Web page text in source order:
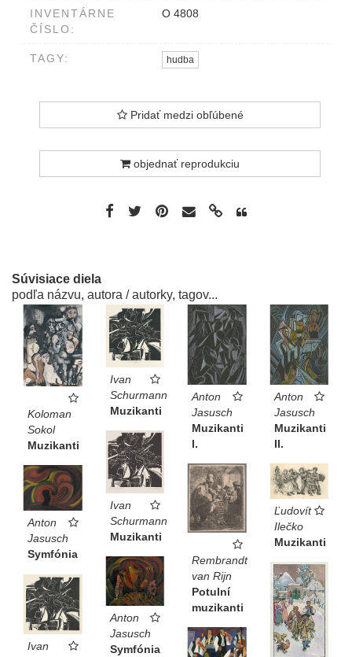
INVENTÁRNE
ČÍSLO:
O 4808
TAGY: hudba
Pridať medzi obľúbené
objednať reprodukciu
Súvisiace diela
podľa názvu, autora / autorky, tagov...
Koloman
Sokol
Muzikanti
Ivan
Schurmann
Muzikanti
Anton
Jasusch
Muzikanti
I.
Anton
Jasusch
Muzikanti
II.
Ivan
Schurmann
Muzikanti
Rembrandt
van Rijn
Potulní
muzikanti
Ľudovít
Ilečko
Muzikanti
Anton
Jasusch
Symfónia
Anton
Jasusch
Symfónia
Ivan